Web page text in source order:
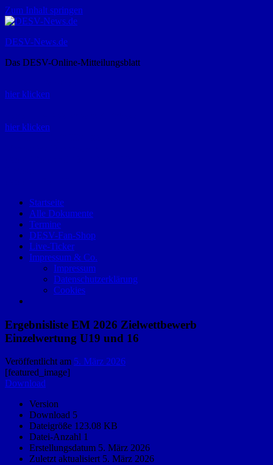
Zum Inhalt springen
DESV-News.de
Das DESV-Online-Mitteilungsblatt
hier klicken
hier klicken
Startseite
Alle Dokumente
Termine
DESV-Fan-Shop
Live-Ticker
Impressum & Co.
Impressum
Datenschutzerklärung
Cookies
Ergebnisliste EM 2026 Zielwettbewerb
Einzelwertung U19 und 16
Veröffentlicht am 5. März 2026
[featured_image]
Download
Version
Download 5
Dateigröße 123.08 KB
Datei-Anzahl 1
Erstellungsdatum 5. März 2026
Zuletzt aktualisiert 5. März 2026